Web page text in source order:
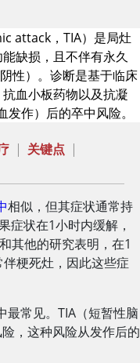
attack，TIA）是局灶
缺损，且不伴有永久
性）。诊断是基于临床
血小板药物以及抗凝
作）后的卒中风险。
| 关键点 |
相似，但其症状通常持
症状在1小时内缓解，
其他的研究表明，在1
梗死灶，因此这些症
最常见。TIA（短暂性脑
，这种风险从发作后的